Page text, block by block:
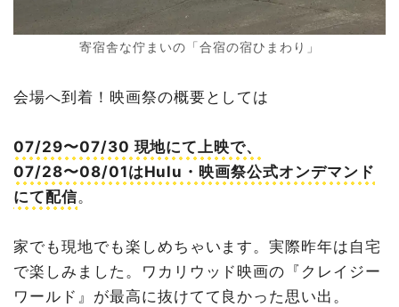
寄宿舎な佇まいの「合宿の宿ひまわり」
会場へ到着！映画祭の概要としては
07/29〜07/30 現地にて上映で、
07/28〜08/01はHulu・映画祭公式オンデマンド
にて配信。
家でも現地でも楽しめちゃいます。実際昨年は自宅
で楽しみました。ワカリウッド映画の『クレイジー
ワールド』が最高に抜けてて良かった思い出。